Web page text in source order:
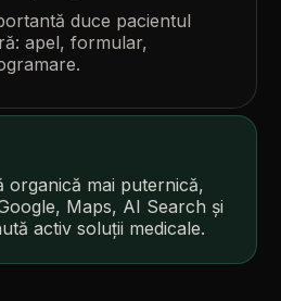
duce pacientul
apel, formular,
organică mai puternică,
Maps, AI Search și
activ soluții medicale.